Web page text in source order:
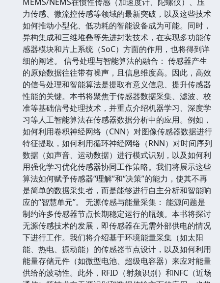
力传感、微流控传感等领域的最新突破，以及这些技术
如何推动小型化、低功耗的智能设备成为可能。同时，
异构集成和三维堆叠等先进封装技术，在实现多功能传
感器模块和片上系统（SoC）方面的作用，也将得到详
细的阐述。 信号处理与智能算法的融合： 传感器产生
的原始数据往往带有噪声，且信息维度高。因此，高效
的信号处理和智能算法是提取有意义信息、提升传感器
性能的关键。本书将聚焦于传感器数据采集、滤波、校
准等基础信号处理技术，并重点介绍机器学习、深度学
习等人工智能算法在传感器数据分析中的应用。例如，
如何利用卷积神经网络（CNN）对图像传感器数据进行
特征提取，如何利用循环神经网络（RNN）对时间序列
数据（如声音、运动数据）进行模式识别，以及如何利
用强化学习优化传感器协同工作策略。我们将展示这些
算法如何赋予传感器“理解”和“决策”的能力，使其不再
是简单的数据采集者，而是能够进行自主分析和智能响
应的“智慧单元”。 无源传感与能量采集： 能源问题是
制约许多传感器节点长期稳定运行的瓶颈。本书将探讨
无源传感技术的发展，即传感器在无需外部供电的情况
下进行工作。我们将介绍基于环境能量采集（如太阳
能、热电、振动能）的传感器节点设计，以及如何利用
能量存储元件（如微型电池、超级电容器）来应对能量
供给的波动性。此外，RFID（射频识别）和NFC（近场